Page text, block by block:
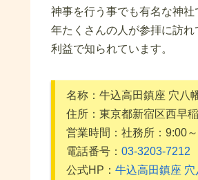
神事を行う事でも有名な神
年たくさんの人が参拝に訪
利益で知られています。
名称：牛込高田鎮座 穴八
住所：東京都新宿区西早
営業時間：社務所：9:00
電話番号： 03-3203-7212
公式HP： 牛込高田鎮座 穴